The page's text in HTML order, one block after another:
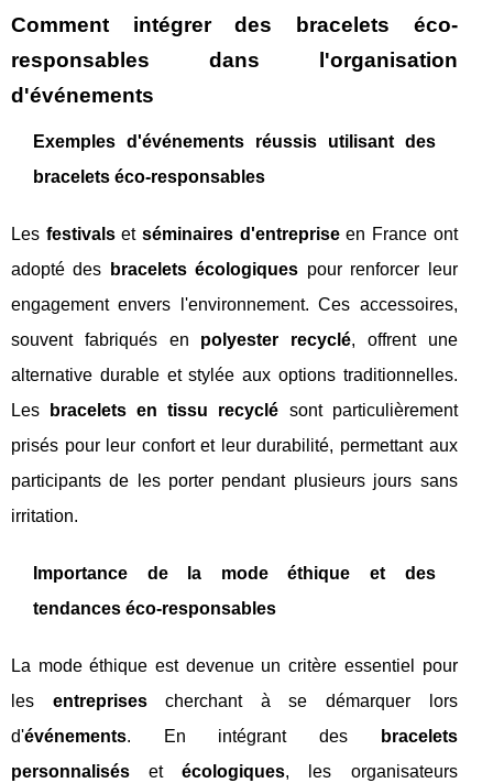
Comment intégrer des bracelets éco-
responsables dans l'organisation
d'événements
Exemples d'événements réussis utilisant des
bracelets éco-responsables
Les festivalset séminaires d'entrepriseen France ont
adopté des
bracelets écologiques pour renforcer leur
engagement envers l'environnement. Ces accessoires,
souvent fabriqués en polyester recyclé, offrent une
alternative durable et stylée aux options traditionnelles.
Les
bracelets en tissu recyclé sont particulièrement
prisés pour leur confort et leur durabilité, permettant aux
participants de les porter pendant plusieurs jours sans
irritation.
Importance de la mode éthique et des
tendances éco-responsables
La mode éthique est devenue un critère essentiel pour
les entreprisescherchant à se démarquer lors
d'événements. En intégrant des
bracelets
personnalisés etécologiques, les organisateurs